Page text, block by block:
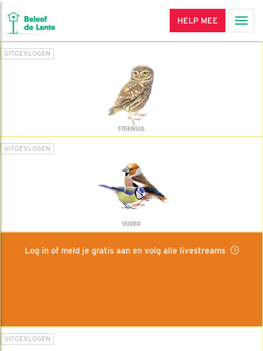
HELP MEE
UITGEVLOGEN
STEENUIL
UITGEVLOGEN
VIJVER
Log in of meld je gratis aan en volg alle livestreams
UITGEVLOGEN